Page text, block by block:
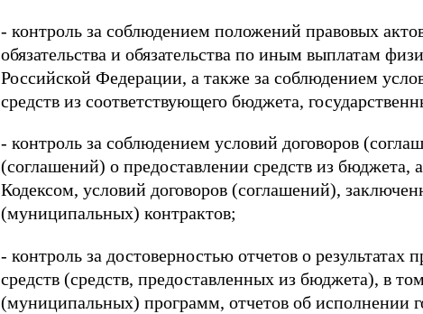
- контроль за соблюдением положений правовых
обязательства и обязательства по иным выплатам
Российской Федерации, а также за соблюдением
средств из соответствующего бюджета,
- контроль за соблюдением условий договоров
(соглашений) о предоставлении средств из
Кодексом, условий договоров (соглашений),
(муниципальных) контрактов;
- контроль за достоверностью отчетов о
средств (средств, предоставленных из бюджета), в
(муниципальных) программ, отчетов об исполнении